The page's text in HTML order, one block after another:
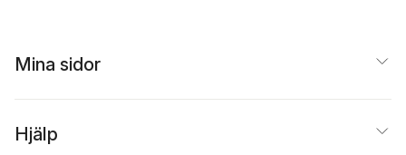
Mina sidor
Hjälp